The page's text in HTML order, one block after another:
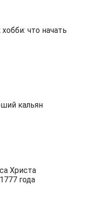
что начать
кальян
Христа
года